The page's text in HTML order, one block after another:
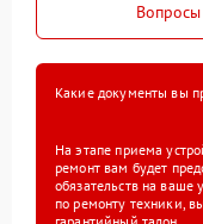
Какие документы вы
На этапе приема
ремонт вам будет
обязательств на ваше
по ремонту техники,